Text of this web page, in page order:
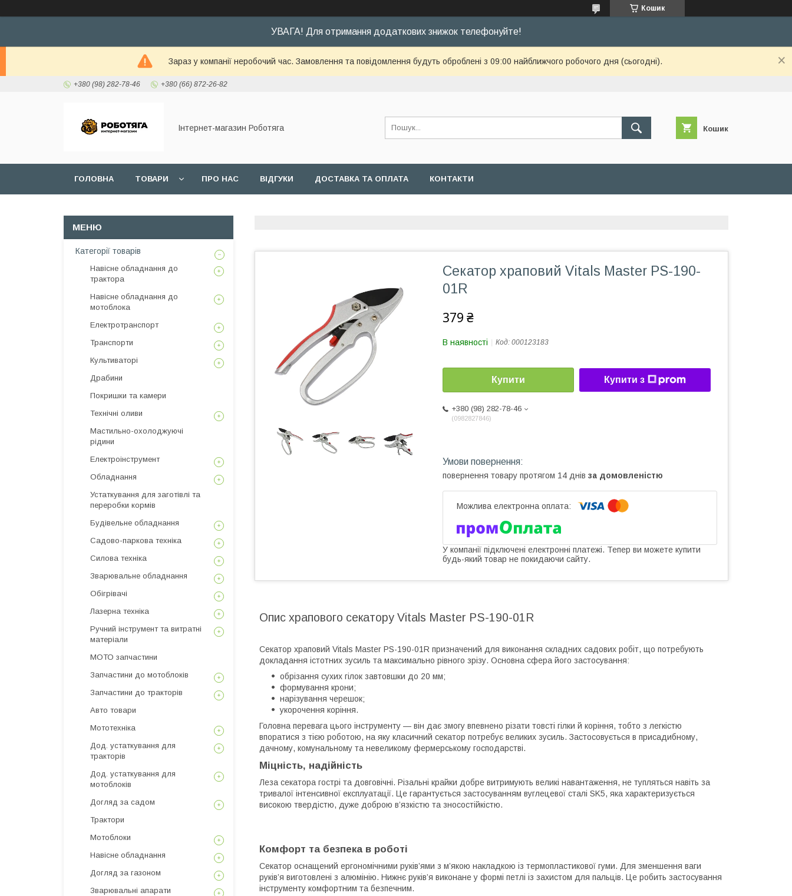
Кошик
УВАГА! Для отримання додаткових знижок телефонуйте!
Зараз у компанії неробочий час. Замовлення та повідомлення будуть оброблені з 09:00 найближчого робочого дня (сьогодні).
+380 (98) 282-78-46 +380 (66) 872-26-82
Інтернет-магазин Роботяга Кошик
ГОЛОВНА ТОВАРИ ПРО НАС ВІДГУКИ ДОСТАВКА ТА ОПЛАТА КОНТАКТИ
Секатор храповий Vitals Master PS-190-
01R
379 ₴
В наявності Код: 000123183
Купити Купити з
+380 (98) 282-78-46
0982827846
повернення товару протягом 14 днів за домовленістю
У компанії підключені електронні платежі. Тепер ви можете купити
будь-який товар не покидаючи сайту.
Опис храпового секатору Vitals Master PS-190-01R
Секатор храповий Vitals Master PS-190-01R призначений для виконання складних садових робіт, що потребують
докладання істотних зусиль та максимально рівного зрізу. Основна сфера його застосування:
обрізання сухих гілок завтовшки до 20 мм;
формування крони;
нарізування черешок;
укорочення коріння.
Головна перевага цього інструменту — він дає змогу впевнено різати товсті гілки й коріння, тобто з легкістю
впоратися з тією роботою, на яку класичний секатор потребує великих зусиль. Застосовується в присадибному,
дачному, комунальному та невеликому фермерському господарстві.
Міцність, надійність
Леза секатора гострі та довговічні. Різальні крайки добре витримують великі навантаження, не тупляться навіть за
тривалої інтенсивної експлуатації. Це гарантується застосуванням вуглецевої сталі SK5, яка характеризується
високою твердістю, дуже доброю в’язкістю та зносостійкістю.
Комфорт та безпека в роботі
Секатор оснащений ергономічними руків’ями з м’якою накладкою із термопластикової гуми. Для зменшення ваги
руків’я виготовлені з алюмінію. Нижнє руків’я виконане у формі петлі із захистом для пальців. Це робить застосування
інструменту комфортним та безпечним.
Категорії товарів
Навісне обладнання до
трактора
Навісне обладнання до
мотоблока
Електротранспорт
Транспорти
Культиваторі
Драбини
Покришки та камери
Технічні оливи
Мастильно-охолоджуючі
рідини
Електроінструмент
Обладнання
Устаткування для заготівлі та
переробки кормів
Будівельне обладнання
Садово-паркова техніка
Силова техніка
Зварювальне обладнання
Обігрівачі
Лазерна техніка
Ручний інструмент та витратні
матеріали
МОТО запчастини
Запчастини до мотоблоків
Запчастини до тракторів
Авто товари
Мототехніка
Дод. устаткування для
тракторів
Дод. устаткування для
мотоблоків
Догляд за садом
Трактори
Мотоблоки
Навісне обладнання
Догляд за газоном
Зварювальні апарати